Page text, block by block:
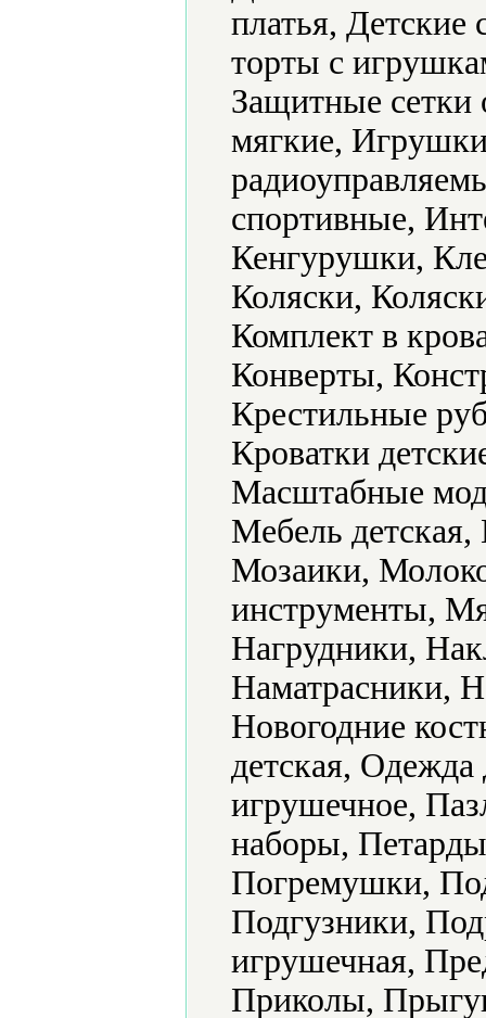
платья, Детские
торты с
Защитные
мягкие,
спортивные,
Кенгурушки,
Коляски,
Комплект в
Конверты,
Крестильные
Кроватки
Масштабные
Мебель
Мозаики,
инструменты,
Нагрудники,
Наматрасники,
Новогодние
детская,
игрушечное,
наборы,
Погремушки,
Подгузники,
игрушечная,
Приколы,